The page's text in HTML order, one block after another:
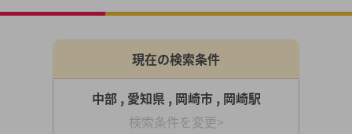
現在の検索条件
中部 , 愛知県 , 岡崎市 , 岡崎駅
検索条件を変更>